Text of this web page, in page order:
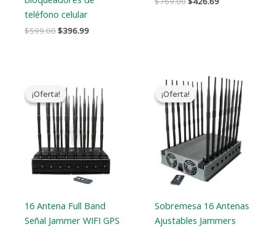
teléfono celular
$599.00$396.99
¡Oferta!
¡Oferta!
16 Antena Full Band
Señal Jammer WIFI GPS
precio
original
era:
$2,399.00.
precio
actual
$1,719.19.
¡Oferta!
¡Oferta!
Sobremesa 16 Antenas
Ajustables Jammers
precio
original
era:
$2,299.00.
El
precio
actual
es:
$1,659.99.